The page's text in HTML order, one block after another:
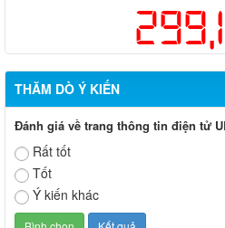
THĂM DÒ Ý KIẾN
Đánh giá về trang thông tin điện tử
Rất tốt
Tốt
Ý kiến khác